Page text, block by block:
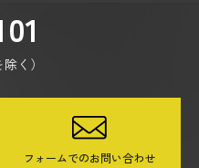
せ窓口＞
お問い合せは下記までご
ン
く）
フォームでのお問い合わせ